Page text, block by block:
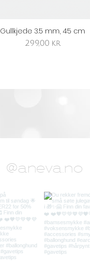
Hurtigvisning
Gullkjede 3.5 mm, 45 cm
Pris
299,00 kr
@aneva.no